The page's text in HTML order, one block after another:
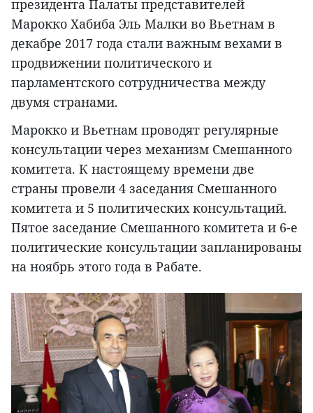
президента Палаты представителей
Марокко Хабиба Эль Малки во Вьетнам в
декабре 2017 года стали важным вехами в
продвижении политического и
парламентского сотрудничества между
двумя странами.
Марокко и Вьетнам проводят регулярные
консультации через механизм Смешанного
комитета. К настоящему времени две
страны провели 4 заседания Смешанного
комитета и 5 политических консультаций.
Пятое заседание Смешанного комитета и 6-е
политические консультации запланированы
на ноябрь этого года в Рабате.